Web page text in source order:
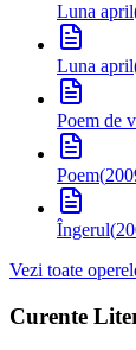
Luna april
Luna april
Poem de
Poem(
Îngerul(
Vezi toate
Curente